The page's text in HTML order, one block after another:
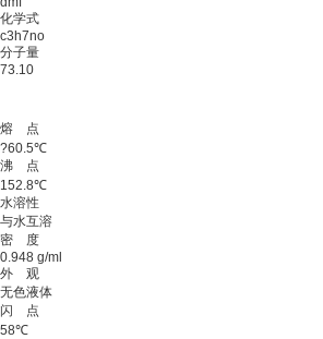
化学式
c3h7no
分子量
73.10
熔 点
?60.5℃
沸 点
152.8℃
水溶性
与水互溶
密 度
0.948 g/ml
外 观
无色液体
闪 点
58℃